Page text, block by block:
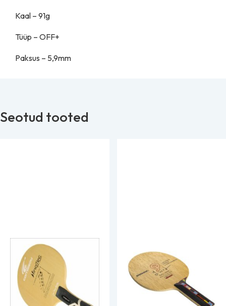
Kaal – 91g
Tüüp – OFF+
Paksus – 5,9mm
Seotud tooted
Cornilleau Hinotec
OFF+ Carbon
Alused
59.90€
Donic Waldner Ultra
Senso Carbon
Alused
75.90€